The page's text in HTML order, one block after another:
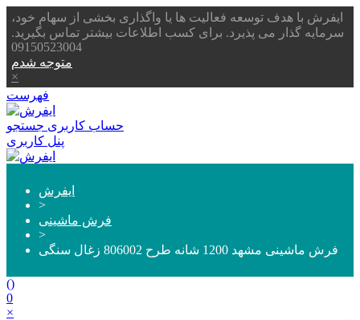
ایفرش با هدف توسعه فعالیت ها یا واگذاری بخشی از سهام خود،
سرمایه گذار می پذیرد. برای کسب اطلاعات بیشتر تماس بگیرید.
09150523004
متوجه شدم
×
فهرست
حساب کاربری جستجو
پنل کاربری
ایفرش
>
فرش ماشینی
>
فرش ماشینی مشهد 1200 شانه طرح 806002 زغال سنگی
()
0
×